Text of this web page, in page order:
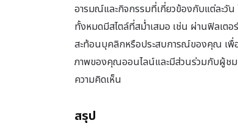
อารมณ์และกิจกรรมที่เกี่ยวข้องกับแต่ละวั
ทั้งหมดมีสไตล์ที่สม่ำเสมอ เช่น ผ่านฟิลเตอ
สะท้อนบุคลิกหรือประสบการณ์ของคุณ เพื่
ภาพของคุณออนไลน์และมีส่วนร่วมกับผู้ชม
ความคิดเห็น
สรุป